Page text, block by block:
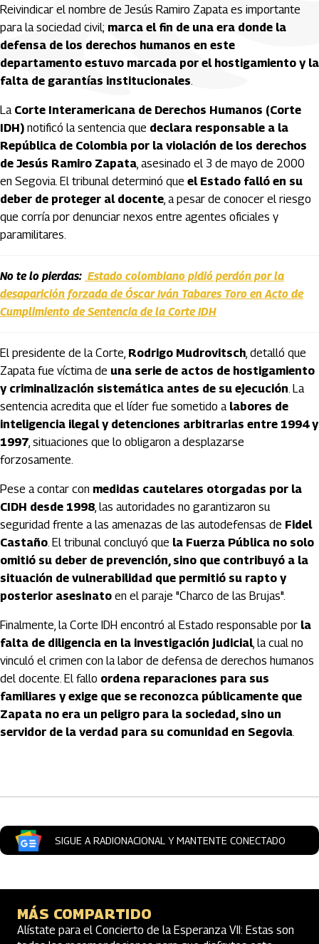
Reivindicar el nombre de Jesús Ramiro Zapata es importante
para la sociedad civil; marca el fin de una era donde la
defensa de los derechos humanos en este
departamento estuvo marcada por el hostigamiento y la
falta de garantías institucionales.
La Corte Interamericana de Derechos Humanos (Corte
IDH) notificó la sentencia que declara responsable a la
República de Colombia por la violación de los derechos
de Jesús Ramiro Zapata, asesinado el 3 de mayo de 2000
en Segovia. El tribunal determinó que el Estado falló en su
deber de proteger al docente, a pesar de conocer el riesgo
que corría por denunciar nexos entre agentes oficiales y
paramilitares.
No te lo pierdas: Estado colombiano pidió perdón por la
desaparición forzada de Óscar Iván Tabares Toro en Acto de
Cumplimiento de Sentencia de la Corte IDH
El presidente de la Corte, Rodrigo Mudrovitsch, detalló que
Zapata fue víctima de una serie de actos de hostigamiento
y criminalización sistemática antes de su ejecución. La
sentencia acredita que el líder fue sometido a labores de
inteligencia ilegal y detenciones arbitrarias entre 1994 y
1997, situaciones que lo obligaron a desplazarse
forzosamente.
Pese a contar con medidas cautelares otorgadas por la
CIDH desde 1998, las autoridades no garantizaron su
seguridad frente a las amenazas de las autodefensas de Fidel
Castaño. El tribunal concluyó que la Fuerza Pública no solo
omitió su deber de prevención, sino que contribuyó a la
situación de vulnerabilidad que permitió su rapto y
posterior asesinato en el paraje "Charco de las Brujas".
Finalmente, la Corte IDH encontró al Estado responsable por la
falta de diligencia en la investigación judicial, la cual no
vinculó el crimen con la labor de defensa de derechos humanos
del docente. El fallo ordena reparaciones para sus
familiares y exige que se reconozca públicamente que
Zapata no era un peligro para la sociedad, sino un
servidor de la verdad para su comunidad en Segovia.
SIGUE A RADIONACIONAL Y MANTENTE CONECTADO
MÁS COMPARTIDO
Alístate para el Concierto de la Esperanza VII: Estas son